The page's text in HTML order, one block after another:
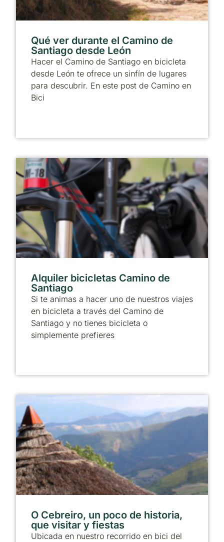
Qué ver durante el Camino de
Santiago desde León
Hacer el Camino de Santiago en bicicleta
desde León te ofrece un sinfín de lugares
para descubrir. En este post de Camino en
Bici
Alquiler bicicletas Camino de
Santiago
Si te animas a hacer uno de nuestros viajes
en bicicleta a través del Camino de
Santiago y no tienes bicicleta o
simplemente prefieres
O Cebreiro, un poco de historia,
que visitar y fiestas
Ubicada en nuestro recorrido en bici del